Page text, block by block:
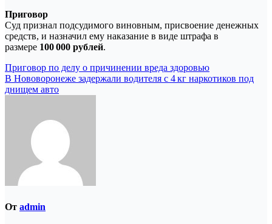
Приговор
Суд признал подсудимого виновным, присвоение денежных
средств, и назначил ему наказание в виде штрафа в
размере 100 000 рублей.
Навигация
по
Приговор по делу о причинении вреда здоровью
В Нововоронеже задержали водителя с 4 кг наркотиков под
днищем авто
От admin